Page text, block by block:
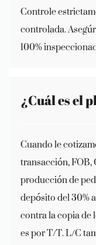
Controle
controlada.
100%
¿Cuál es el
Cuando le
transacción, FOB,
producción de
depósito del 30%
contra la copia
es por T/T. L/C